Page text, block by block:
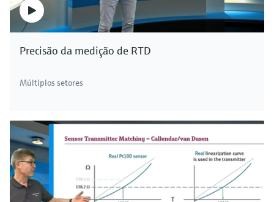
Precisão da medição de RTD
Múltiplos setores